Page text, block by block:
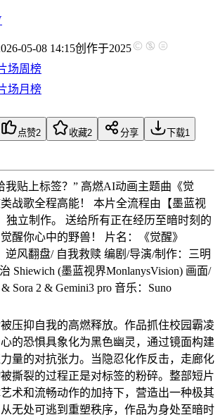
05-08 14:15创作于2025
场周榜
场月榜
点赞2 收藏2 分享 下载1
我贴上标签？” 高燃AI动画主题曲《觉
战歌全程高能！ 本片全流程由【墨蓝视
独立制作。 送给所有正在经历至暗时刻的
醒你心中的野兽！ 片名：《觉醒》
逆风翻盘/ 自我救赎 编剧/导演/制作：三明
Shiewich (墨蓝视界MonlanysVision) 画面/
Sora 2 & Gemini3 pro 音乐：Suno
被压抑自我的高燃释放。作品抓住校园霸凌
的恐惧具象化为黑色幽灵，通过镜面构建
量的对抗张力。当隐忍化作反击，走廊化
撕裂的过程正是对标签的粉碎。整部短片
术和流畅动作的加持下，营造出一种极其
无处可逃到重塑秩序，作品为身处至暗时